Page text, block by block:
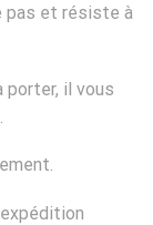
pas et résiste à
il vous